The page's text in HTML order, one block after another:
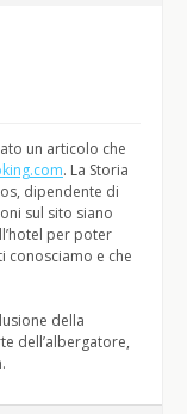
un articolo che
. La Storia
dipendente di
sul sito siano
per poter
conosciamo e che
della
dell’albergatore,